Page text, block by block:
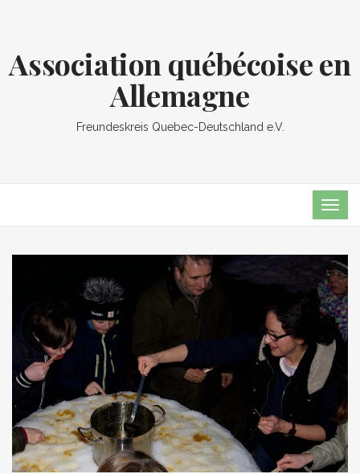
Association québécoise en
Allemagne
Freundeskreis Quebec-Deutschland e.V.